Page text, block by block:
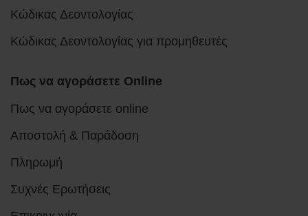
Κώδικας Δεοντολογίας
Κώδικας Δεοντολογίας για προμηθευτές
Πως να αγοράσετε Online
Πως να αγοράσετε online
Αποστολή & Παράδοση
Πληρωμή
Συχνές Ερωτήσεις